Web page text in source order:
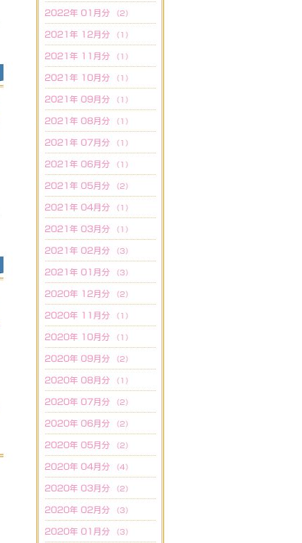
2022年 01月分 （2）
2021年 12月分 （1）
2021年 11月分 （1）
2021年 10月分 （1）
2021年 09月分 （1）
2021年 08月分 （1）
2021年 07月分 （1）
2021年 06月分 （1）
2021年 05月分 （2）
2021年 04月分 （1）
2021年 03月分 （1）
2021年 02月分 （3）
2021年 01月分 （3）
2020年 12月分 （2）
2020年 11月分 （1）
2020年 10月分 （1）
2020年 09月分 （2）
2020年 08月分 （1）
2020年 07月分 （2）
2020年 06月分 （2）
2020年 05月分 （2）
2020年 04月分 （4）
2020年 03月分 （2）
2020年 02月分 （3）
2020年 01月分 （3）